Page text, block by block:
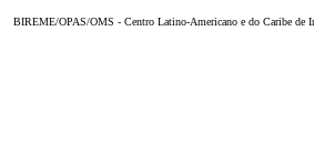
BIREME/OPAS/OMS - Centro Latino-Americano e do Caribe